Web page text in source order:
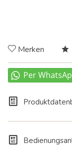
Merken